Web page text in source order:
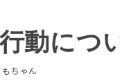
動につ
もちゃん